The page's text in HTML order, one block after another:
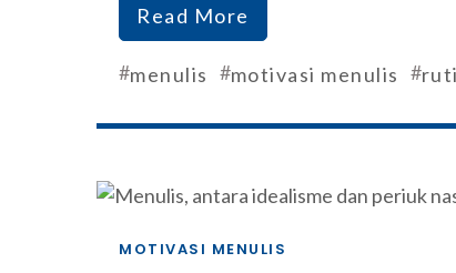
Read More
#menulis #motivasi menulis #
MOTIVASI MENULIS